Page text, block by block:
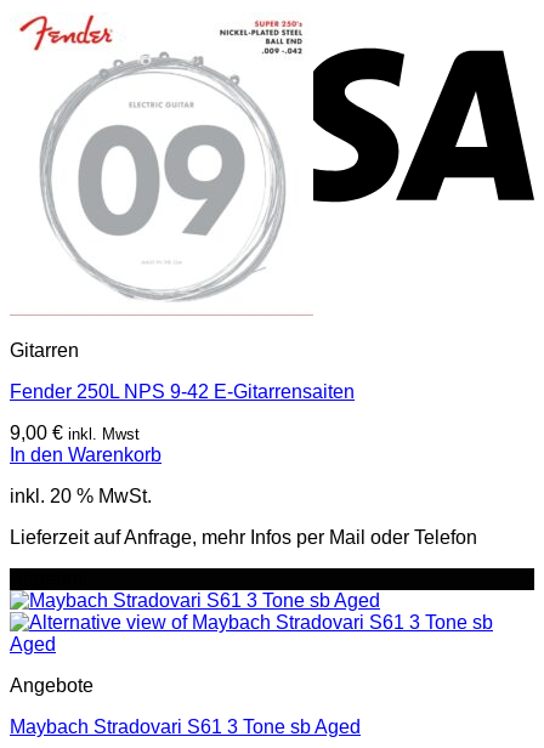
Gitarren
Fender 250L NPS 9-42 E-Gitarrensaiten
9,00 € inkl. Mwst
In den Warenkorb
inkl. 20 % MwSt.
Lieferzeit auf Anfrage, mehr Infos per Mail oder Telefon
Angebote
Maybach Stradovari S61 3 Tone sb Aged